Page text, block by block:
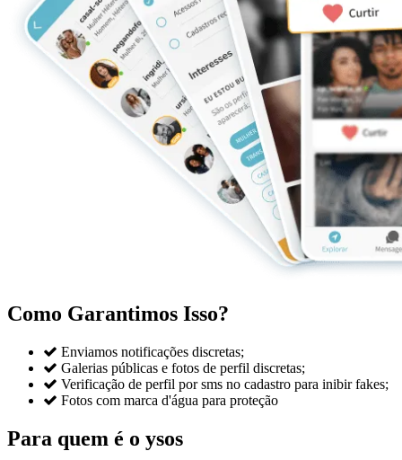
Como Garantimos Isso?
 Enviamos notificações discretas;
 Galerias públicas e fotos de perfil discretas;
 Verificação de perfil por sms no cadastro para inibir fakes;
 Fotos com marca d'água para proteção
Para quem é o ysos